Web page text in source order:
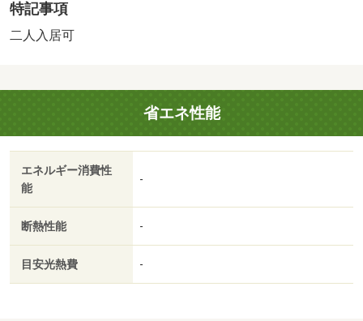
内清掃費用 ６３８００円・賃貸保証等：加入要（オリコ
フォレントインシュア 初回保証料：総賃料の５０％（最
など豊富なので、衣類や履き物の整理がしやすく便利で
す。お風呂が好きな方にはうれしい追い焚き機能付き。素
敵な生活はゆとりある間取りの２ＬＤＫ物件で。・バイク
置場：なし/鍵交換代 44000円
特記事項
二人入居可
省エネ性能
エネルギー消費性
能
-
断熱性能 -
目安光熱費 -